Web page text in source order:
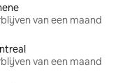
van een maand
van een maand